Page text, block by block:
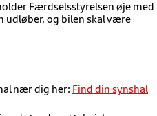
Færdselsstyrelsen øje med
udløber, og bilen skal være
nær dig her: Find din synshal